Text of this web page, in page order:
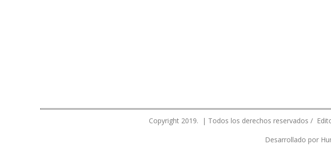
Copyright 2019. | Todos los derechos reservados /
Desarrollado por